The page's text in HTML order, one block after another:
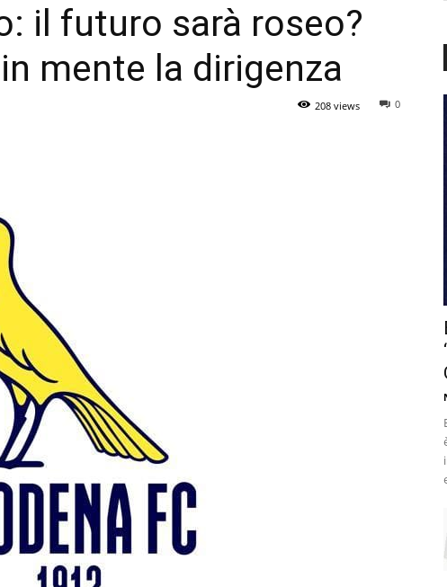
il futuro sarà roseo?
mente la dirigenza
0
208 views